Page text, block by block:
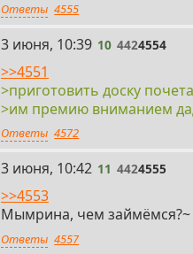
Ответы 4555
10
3 июня, 10:39 10 4424554
>>4551
>приготовить доску
>им премию вниманием
Ответы 4572
11
3 июня, 10:42 11 4424555
>>4553
Мымрина, чем займёмся?~
Ответы 4557